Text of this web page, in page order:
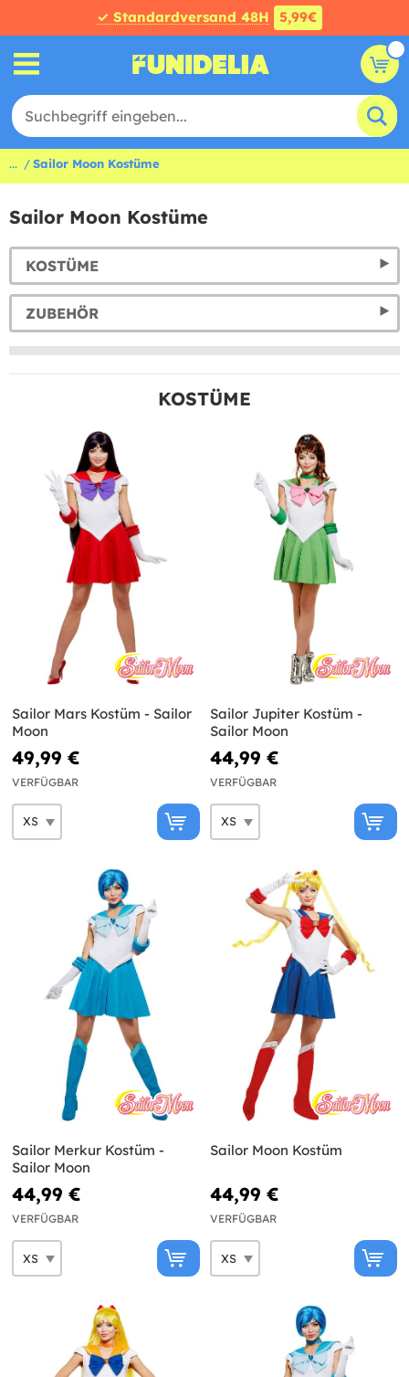
✓ Standardversand 48H 5,99€
... Sailor Moon Kostüme
Sailor Moon Kostüme
KOSTÜME
ZUBEHÖR
KOSTÜME
Sailor Mars Kostüm - Sailor
Moon
49,99 €
VERFÜGBAR
Sailor Jupiter Kostüm -
Sailor Moon
44,99 €
VERFÜGBAR
Sailor Merkur Kostüm -
Sailor Moon
44,99 €
VERFÜGBAR
Sailor Moon Kostüm
44,99 €
VERFÜGBAR